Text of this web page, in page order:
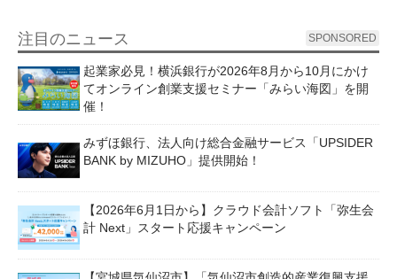
注目のニュース SPONSORED
起業家必見！横浜銀行が2026年8月から10月にかけ
てオンライン創業支援セミナー「みらい海図」を開
催！
みずほ銀行、法人向け総合金融サービス「UPSIDER
BANK by MIZUHO」提供開始！
【2026年6月1日から】クラウド会計ソフト「弥生会
計 Next」スタート応援キャンペーン